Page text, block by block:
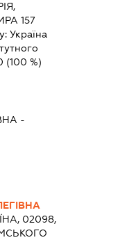
157
Україна
(100 %)
-
02098,